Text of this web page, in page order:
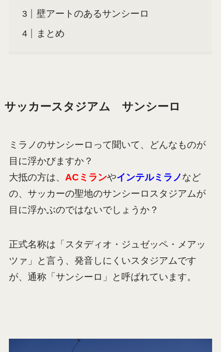
壁アートのあるサンシーロ
まとめ
サッカースタジアム サンシーロ
ミラノのサンシーロって聞いて、どんなものが
目に浮かびますか？
大抵の方は、 ACミランやインテルミラノなど
の、サッカーの聖地のサンシーロスタジアムが
目に浮かぶのではないでしょうか？
正式名称は「スタディオ・ジュゼッペ・メアッ
ツァ」と言う、発音しにくいスタジアムです
が、通称「サンシーロ」と呼ばれています。